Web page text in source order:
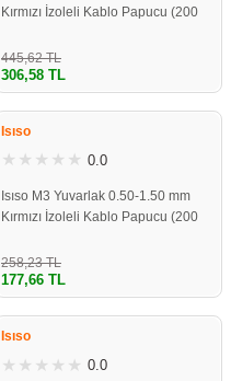
Kırmızı İzoleli Kablo Papucu (200
445,62 TL
306,58 TL
%31
Isıso
0.0
Isıso M3 Yuvarlak 0.50-1.50 mm
Kırmızı İzoleli Kablo Papucu (200
258,23 TL
177,66 TL
%31
Isıso
0.0